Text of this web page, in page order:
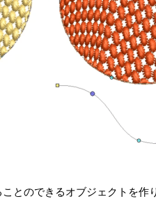
ことのできるオブジェクトを作